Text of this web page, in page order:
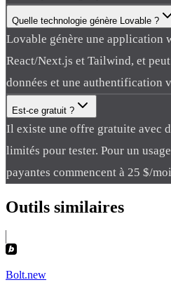
Quelle technologie génère Lovable ?
Lovable génère une application
React/Next.js et Tailwind, et
données et une authentification
Est-ce gratuit ?
Il existe une offre gratuite avec
limités pour tester. Pour un
payantes commencent à 25 $/
Outils similaires
Bolt.new